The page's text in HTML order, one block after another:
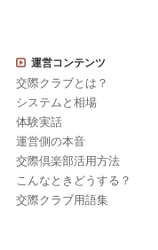
運営コンテンツ
交際クラブとは？
システムと相場
体験実話
運営側の本音
交際倶楽部活用方法
こんなときどうする？
交際クラブ用語集